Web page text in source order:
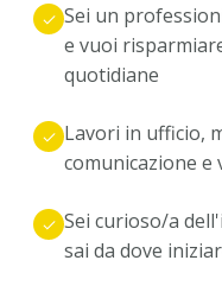
Sei un
e vuoi
quotidiane
Lavori in ufficio,
comunicazione
Sei curioso/a
sai da dove